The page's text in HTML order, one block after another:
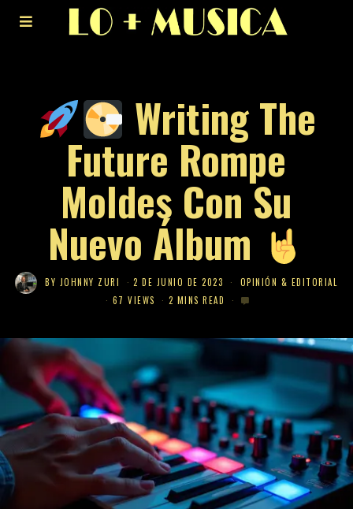
Writing The
Future Rompe
Moldes Con Su
Nuevo Álbum
BY JOHNNY ZURI 2 DE JUNIO DE 2023
OPINIÓN & EDITORIAL
67 VIEWS
2 MINS READ